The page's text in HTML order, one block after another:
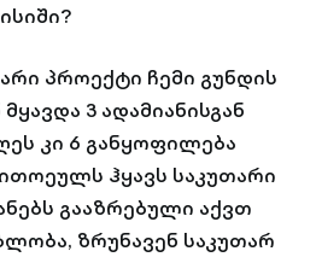
პროექტი ჩემი გუნდის
3 ადამიანისგან
კი 6 განყოფილება
ჰყავს საკუთარი
გააზრებული აქვთ
ზრუნავენ საკუთარ